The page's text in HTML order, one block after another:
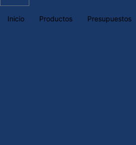
Inicio Productos Presupuestos